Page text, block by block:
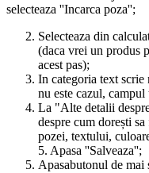
selecteaza ''Incarca poza'';
Selecteaza din
(daca vrei un produs
acest pas);
In categoria text scrie
nu este cazul,
La "Alte detalii
despre cum dorești
pozei, textului,
5. Apasa ''Salveaza'';
Apasabutonul de mai